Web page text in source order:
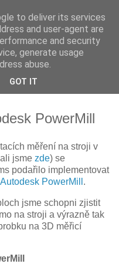
PowerMill
měření na stroji v
jsme zde) se
podařilo implementovat
Autodesk PowerMill .
jsme schopni zjistit
na stroji a výrazně tak
na 3D měřicí
to deliver its services
and user-agent are
and security
generate usage
abuse.
GOT IT